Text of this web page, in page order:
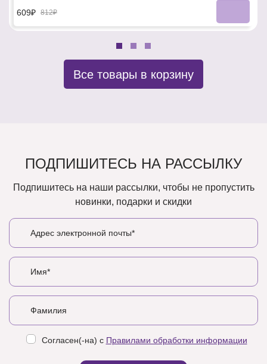
609₽ 812₽
Все товары в корзину
ПОДПИШИТЕСЬ НА РАССЫЛКУ
Подпишитесь на наши рассылки, чтобы не пропустить
новинки, подарки и скидки
Согласен(-на) с Правилами обработки информации